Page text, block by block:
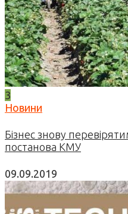
3
Новини
Бізнес знову
постанова КМУ
09.09.2019